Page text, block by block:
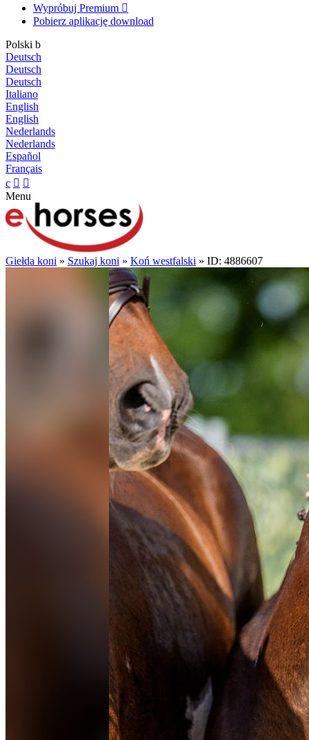
Wypróbuj Premium 
Pobierz aplikację download
Polski b
Deutsch
Deutsch
Deutsch
Italiano
English
English
Nederlands
Nederlands
Español
Français
c  
Menu
Giełda koni » Szukaj koni » Koń westfalski » ID: 4886607